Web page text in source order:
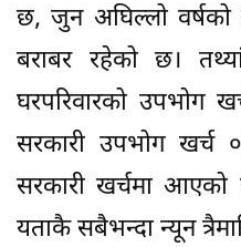
छ, जुन अघिल्लो वर्षको
बराबर रहेको छ।
घरपरिवारको उपभोग
सरकारी उपभोग खर्च
सरकारी खर्चमा आएको
यताकै सबैभन्दा न्यून